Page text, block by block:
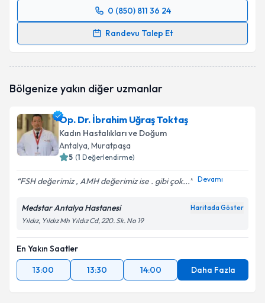
0 (850) 811 36 24
Randevu Talep Et
Randevu Takvimi Talebi
oluşturun. Size bu uzmandan randevu almanız için bir
Kişisel verilerimin işlenmesine ilişkin
Metni'ni okudum ve kişisel verilerimin belirtilen
kapsamda işlenmesini kabul ediyorum.
Takvim Talebini Gönder
Bölgenize yakın diğer uzmanlar
Op. Dr. İbrahim Uğraş Toktaş
Kadın Hastalıkları ve Doğum
Antalya, Muratpaşa
5 (1 Değerlendirme)
FSH değerimiz , AMH değerimiz ise . gibi çok... Devamı
Medstar Antalya Hastanesi Haritada Göster
Yıldız, Yıldız Mh Yıldız Cd, 220. Sk. No 19
En Yakın Saatler
13:00
13:30 14:00 Daha Fazla